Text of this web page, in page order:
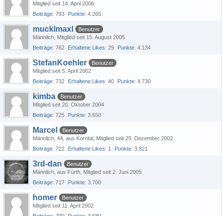
Mitglied seit 14. April 2006
Beiträge 793 Punkte 4.265
mucklmaxl
Benutzer
Männlich Mitglied seit 15. August 2005
Beiträge 762 Erhaltene Likes 29 Punkte 4.134
StefanKoehler
Benutzer
Mitglied seit 5. April 2002
Beiträge 732 Erhaltene Likes 40 Punkte 4.730
kimba
Benutzer
Mitglied seit 20. Oktober 2004
Beiträge 725 Punkte 3.650
Marcel
Benutzer
Männlich 44 aus Korntal Mitglied seit 29. Dezember 2002
Beiträge 722 Erhaltene Likes 1 Punkte 3.821
3rd-dan
Benutzer
Männlich aus Fürth Mitglied seit 2. Juni 2005
Beiträge 717 Punkte 3.700
homer
Benutzer
Mitglied seit 11. April 2002